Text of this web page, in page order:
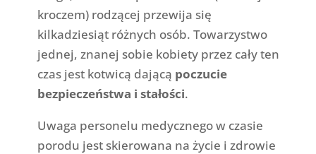
kroczem) rodzącej przewija się
kilkadziesiąt różnych osób. Towarzystwo
jednej, znanej sobie kobiety przez cały ten
czas jest kotwicą dającą poczucie
bezpieczeństwa i stałości.
Uwaga personelu medycznego w czasie
porodu jest skierowana na życie i zdrowie